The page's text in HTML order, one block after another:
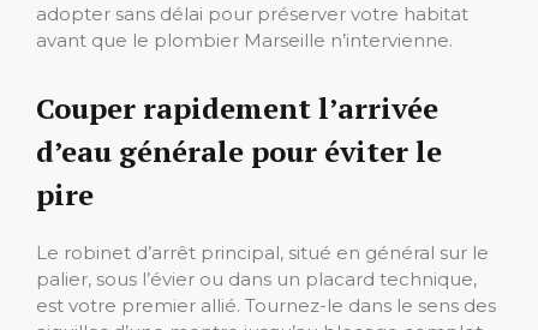
adopter sans délai pour préserver votre habitat
avant que le plombier Marseille n’intervienne.
Couper rapidement l’arrivée
d’eau générale pour éviter le
pire
Le robinet d’arrêt principal, situé en général sur le
palier, sous l’évier ou dans un placard technique,
est votre premier allié. Tournez-le dans le sens des